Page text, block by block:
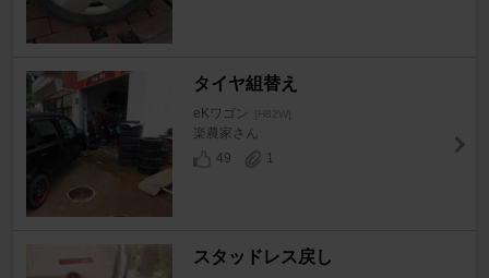
タイヤ組替え
eKワゴン [H82W]
楽農家さん
49
1
スタッドレス戻し